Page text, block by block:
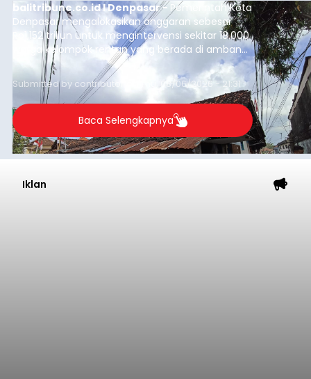
balitribune.co.id I Denpasar - Pemerintah Kota
Denpasar mengalokasikan anggaran sebesar
Rp1,152 triliun untuk mengintervensi sekitar 18.000
warga kelompok rentan yang berada di ambang
garis kemiskinan. Langkah strategis ini diambil
guna menjaga masyarakat yang berada pada
kelompok desil 5 dan 6 tersebut agar tidak
merosot ke kategori miskin.
Submitted by contributor Thu, 08/06/2026 - 21:31
Baca Selengkapnya
Iklan